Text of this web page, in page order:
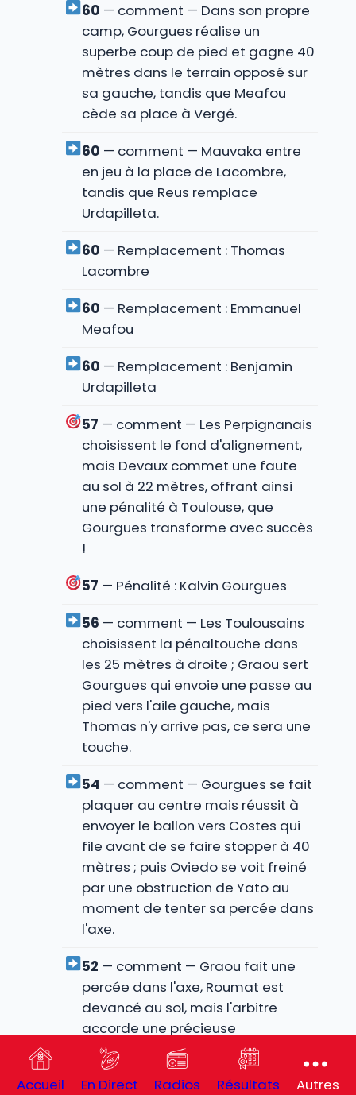
60 — comment — Dans son propre
camp, Gourgues réalise un
superbe coup de pied et gagne 40
mètres dans le terrain opposé sur
sa gauche, tandis que Meafou
cède sa place à Vergé.
60 — comment — Mauvaka entre
en jeu à la place de Lacombre,
tandis que Reus remplace
Urdapilleta.
60 — Remplacement : Thomas
Lacombre
60 — Remplacement : Emmanuel
Meafou
60 — Remplacement : Benjamin
Urdapilleta
57 — comment — Les Perpignanais
choisissent le fond d'alignement,
mais Devaux commet une faute
au sol à 22 mètres, offrant ainsi
une pénalité à Toulouse, que
Gourgues transforme avec succès
!
57 — Pénalité : Kalvin Gourgues
56 — comment — Les Toulousains
choisissent la pénaltouche dans
les 25 mètres à droite ; Graou sert
Gourgues qui envoie une passe au
pied vers l'aile gauche, mais
Thomas n'y arrive pas, ce sera une
touche.
54 — comment — Gourgues se fait
plaquer au centre mais réussit à
envoyer le ballon vers Costes qui
file avant de se faire stopper à 40
mètres ; puis Oviedo se voit freiné
par une obstruction de Yato au
moment de tenter sa percée dans
l'axe.
52 — comment — Graou fait une
percée dans l'axe, Roumat est
devancé au sol, mais l'arbitre
accorde une précieuse
pénaltouche aux 22 mètres pour
l'USAP, avec un coup de frais sur le
terrain : Van Tonder cède sa place
Accueil En Direct Radios Résultats Autres